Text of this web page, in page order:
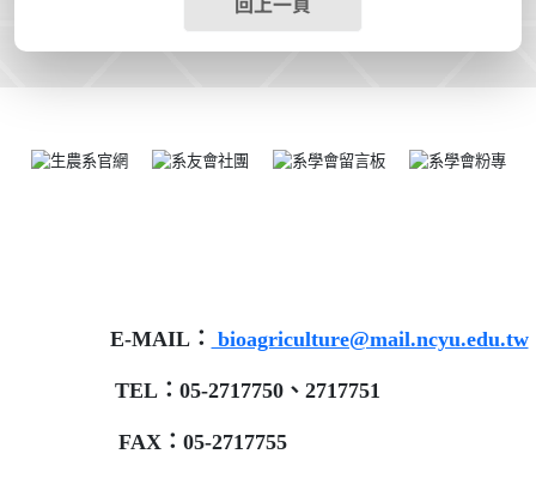
E-MAIL： bioagriculture@mail.ncyu.edu.tw
TEL：05-2717750、2717751
FAX：05-2717755